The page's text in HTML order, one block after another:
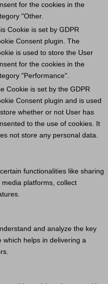
for the cookies in the
"Other.
Cookie is set by GDPR
Consent plugin. The
is used to store the User
for the cookies in the
"Performance".
Cookie is set by the GDPR
Consent plugin and is used
whether or not User has
to the use of cookies. It
not store any personal data.
functionalities like sharing
platforms, collect
and analyze the key
helps in delivering a